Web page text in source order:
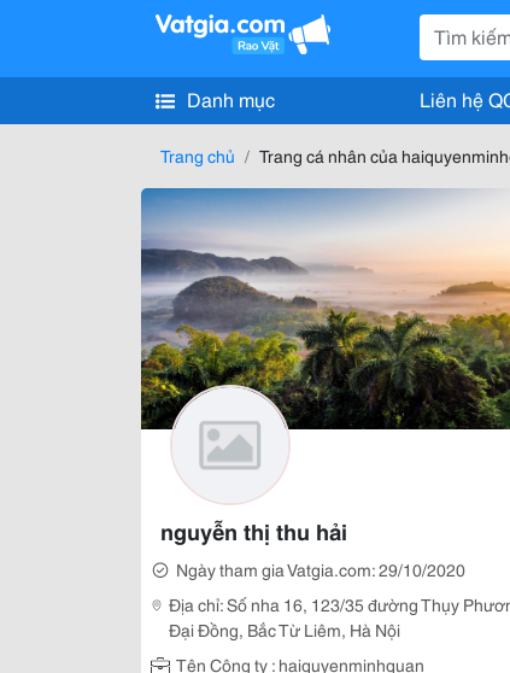
Danh mục Liên hệ
Trang chủ Trang cá nhân của
nguyễn thị thu hải
Ngày tham gia Vatgia.com: 29/10/2020
Địa chỉ: Số nha 16, 123/35 đường Thụy
Đại Đồng, Bắc Từ Liêm, Hà Nội
Tên Công ty : haiquyenminhquan